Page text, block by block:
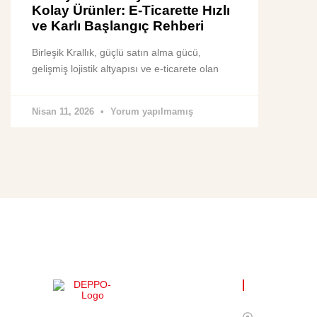
Kolay Ürünler: E-Ticarette Hızlı
ve Karlı Başlangıç Rehberi
Birleşik Krallık, güçlü satın alma gücü,
gelişmiş lojistik altyapısı ve e-ticarete olan
Nisan 11, 2026 Yorum yapılmamış